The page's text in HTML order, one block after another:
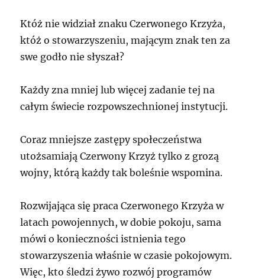
Któż nie widział znaku Czerwonego Krzyża,
któż o stowarzyszeniu, mającym znak ten za
swe godło nie słyszał?
Każdy zna mniej lub więcej zadanie tej na
całym świecie rozpowszechnionej instytucji.
Coraz mniejsze zastępy społeczeństwa
utożsamiają Czerwony Krzyż tylko z grozą
wojny, którą każdy tak boleśnie wspomina.
Rozwijająca się praca Czerwonego Krzyża w
latach powojennych, w dobie pokoju, sama
mówi o konieczności istnienia tego
stowarzyszenia właśnie w czasie pokojowym.
Więc, kto śledzi żywo rozwój programów